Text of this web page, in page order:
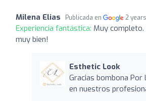
Milena Elias Publicada en 2
Experiencia fantástica: Muy
muy bien!
Esthetic Look
Gracias bombona
en nuestros